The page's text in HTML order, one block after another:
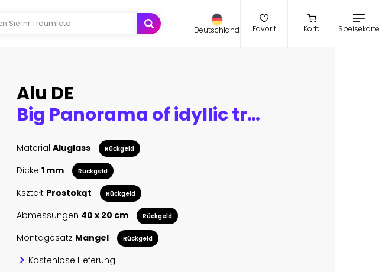
Deutschland Favorit Korb Speisekarte
Alu DE
Big Panorama of idyllic tropical beach with small island and perfect azure clean water
Material Aluglass Rückgeld
Dicke 1 mm Rückgeld
Kształt Prostokąt Rückgeld
Abmessungen 40 x 20 cm Rückgeld
Montagesatz Mangel Rückgeld
Kostenlose Lieferung.